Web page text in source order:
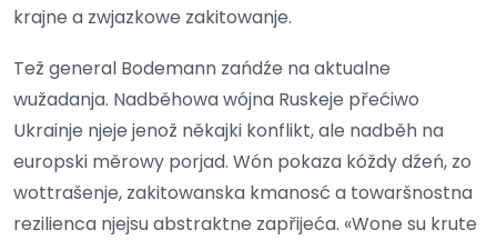
krajne a zwjazkowe zakitowanje.
Tež general Bodemann zańdźe na aktualne
wužadanja. Nadběhowa wójna Ruskeje přećiwo
Ukrainje njeje jenož někajki konflikt, ale nadběh na
europski měrowy porjad. Wón pokaza kóždy dźeń, zo
wottrašenje, zakitowanska kmanosć a towaršnostna
rezilienca njejsu abstraktne zapřijeća. «Wone su krute